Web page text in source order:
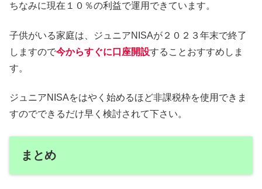
ちなみに現在１０％の利益で運用できています。
子供がいる家庭は、ジュニアNISAが２０２３年末で終了
しますので今からすぐに口座開設することおすすめしま
す。
ジュニアNISAをはやく始めるほど非課税枠を使用できま
すのでできるだけ早く検討されて下さい。
まとめ